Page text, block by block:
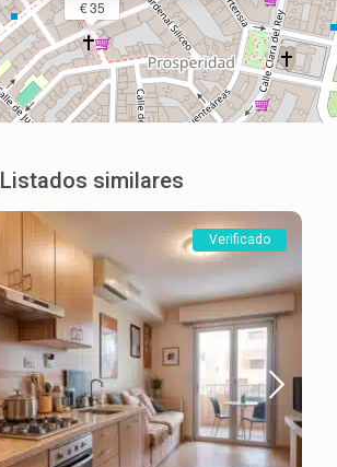
€ 35
Listados similares
Verificado